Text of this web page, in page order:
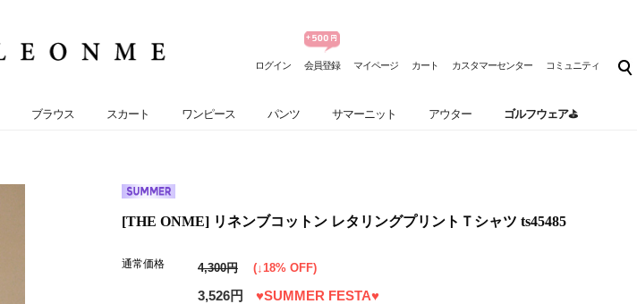
ログイン 会員登録 マイページ カート カスタマーセンター コミュニティ
ブラウス スカート ワンピース パンツ サマーニット アウター ゴルフウェア⛳
[THE ONME] リネンブコットン レタリングプリントＴシャツ ts45485
通常価格 4,300円 (↓18% OFF)
3,526円 ♥SUMMER FESTA♥